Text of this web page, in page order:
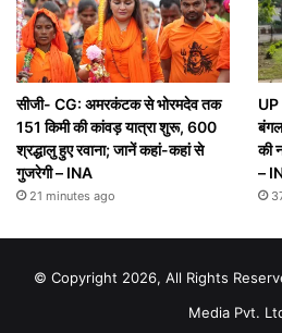
सीजी- CG: अमरकंटक से भोरमदेव तक
151 किमी की कांवड़ यात्रा शुरू, 600
श्रद्धालु हुए रवाना; जानें कहां-कहां से
गुजरेगी – INA
21 minutes ago
UP
की
–
© Copyright 2026, All Rights
Media Pvt.